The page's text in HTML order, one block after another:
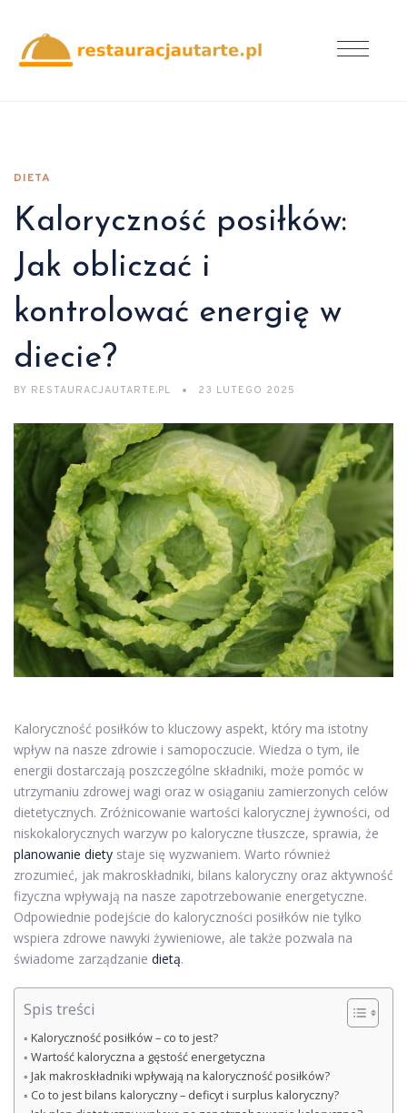
DIETA
Kaloryczność posiłków:
Jak obliczać i
kontrolować energię w
diecie?
BY RESTAURACJAUTARTE.PL 23 LUTEGO 2025
Kaloryczność posiłków to kluczowy aspekt, który ma istotny
wpływ na nasze zdrowie i samopoczucie. Wiedza o tym, ile
energii dostarczają poszczególne składniki, może pomóc w
utrzymaniu zdrowej wagi oraz w osiąganiu zamierzonych celów
dietetycznych. Zróżnicowanie wartości kalorycznej żywności, od
niskokalorycznych warzyw po kaloryczne tłuszcze, sprawia, że
planowanie diety staje się wyzwaniem. Warto również
zrozumieć, jak makroskładniki, bilans kaloryczny oraz aktywność
fizyczna wpływają na nasze zapotrzebowanie energetyczne.
Odpowiednie podejście do kaloryczności posiłków nie tylko
wspiera zdrowe nawyki żywieniowe, ale także pozwala na
świadome zarządzanie dietą.
Spis treści
Kaloryczność posiłków – co to jest?
Wartość kaloryczna a gęstość energetyczna
Jak makroskładniki wpływają na kaloryczność posiłków?
Co to jest bilans kaloryczny – deficyt i surplus kaloryczny?